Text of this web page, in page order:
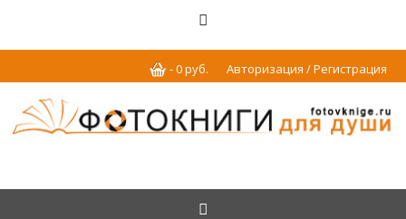
Авторизация / Регистрация
-0руб.